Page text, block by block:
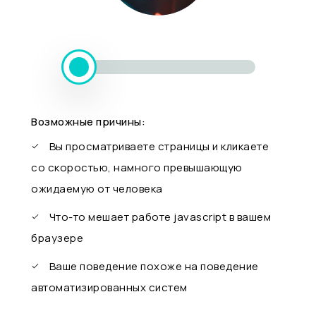
Возможные причины:
Вы просматриваете страницы и кликаете
со скоростью, намного превышающую
ожидаемую от человека
Что-то мешает работе javascript в вашем
браузере
Ваше поведение похоже на поведение
автоматизированных систем